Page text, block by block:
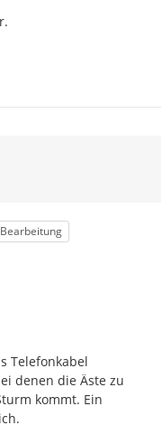
Telefonkabel
denen die Äste zu
kommt. Ein